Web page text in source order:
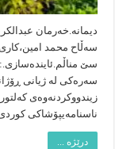
دیمانە.خەرمان
سەڵاح محمد
سێ
سەرەکی لە ژیانی
زیندووکردنەوەی
ناسنامەیپۆشاکی
درێژە ...